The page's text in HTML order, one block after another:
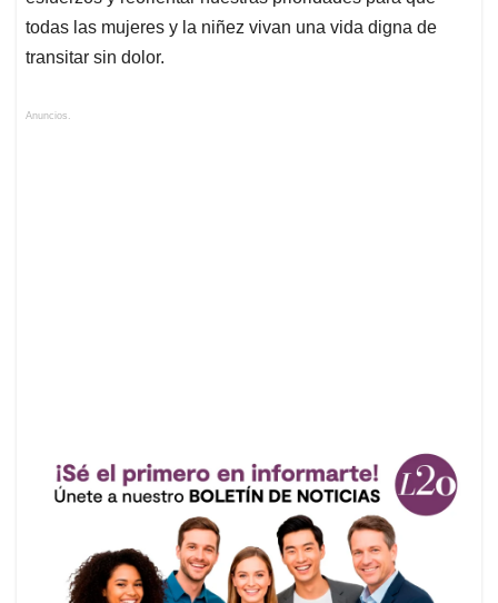
todas las mujeres y la niñez vivan una vida digna de
transitar sin dolor.
Anuncios.